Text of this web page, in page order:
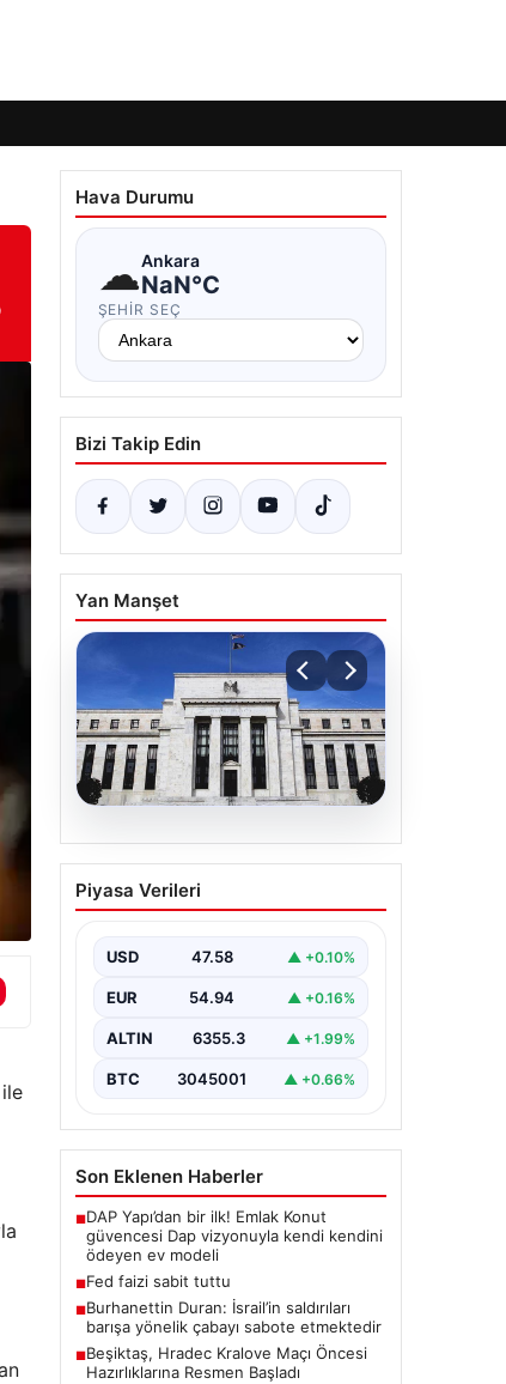
Hava Durumu
☁Ankara
NaN°C
ŞEHIR SEÇ
Bizi Takip Edin
Yan Manşet
04.08.2026
Fed faizi sabit tuttu
Piyasa Verileri
USD 47.58 ▲ +0.10%
EUR 54.94 ▲ +0.16%
ALTIN 6355.3 ▲ +1.99%
BTC 3045001 ▲ +0.66%
Son Eklenen Haberler
■DAP Yapı’dan bir ilk! Emlak Konut
güvencesi Dap vizyonuyla kendi kendini
ödeyen ev modeli
■Fed faizi sabit tuttu
■Burhanettin Duran: İsrail’in saldırıları
barışa yönelik çabayı sabote etmektedir
■Beşiktaş, Hradec Kralove Maçı Öncesi
Hazırlıklarına Resmen Başladı